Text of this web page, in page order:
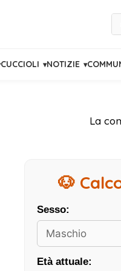
CUCCIOLI NOTIZIE
La
🐶
Sesso:
Età attuale: